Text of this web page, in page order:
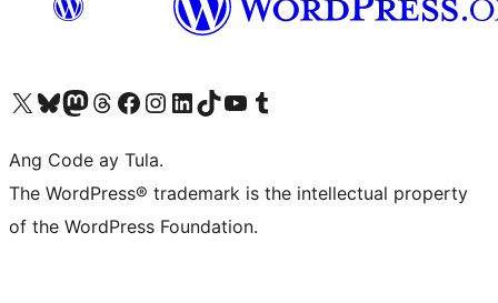
Visit our X (formerly Twitter) account
Bisitahin ang aming Bluesky account
Visit our Mastodon account
Bisitahin ang aming Threads account
Visit our Facebook page
Visit our Instagram account
Visit our LinkedIn account
Bisitahin ang aming TikTok account
Visit our YouTube channel
Bisitahin ang aming Tumblr account
Ang Code ay Tula.
The WordPress® trademark is the intellectual property
of the WordPress Foundation.